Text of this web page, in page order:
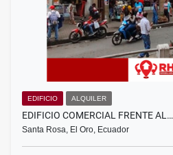
EDIFICIO ALQUILER
EDIFICIO COMERCIAL FRENTE AL…
Santa Rosa, El Oro, Ecuador